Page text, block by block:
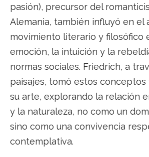
pasión), precursor del
Alemania, también influyó en el
movimiento literario y filosófico
emoción, la intuición y la
normas sociales. Friedrich, a
paisajes, tomó estos
su arte, explorando la relación
y la naturaleza, no como un
sino como una convivencia
contemplativa.